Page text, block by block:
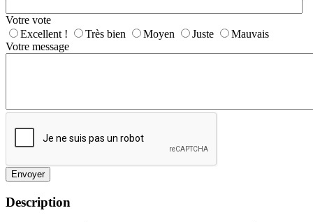
Votre vote
Excellent !
Très bien Moyen Juste
Mauvais
Votre message
Envoyer
Description